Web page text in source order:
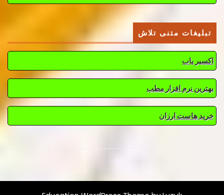
تبلیغات متنی تلاش
اکسیر یاب
بهترین نرم افزار مطب
خرید هاست ارزان